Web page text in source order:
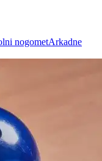
nogometArkadne